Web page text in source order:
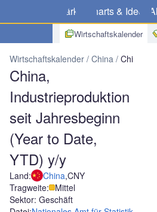
Märkte Charts & Ideen
Wirtschaftskalender
Wirtschaftskalender China China,
China,
Industrieproduktion
seit Jahresbeginn
(Year to Date,
YTD) y/y
Land: China,CNY
Tragweite: Mittel
Sektor: Geschäft